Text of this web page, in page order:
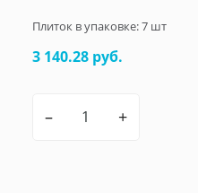
Плиток в упаковке:7 шт
3 140.28 руб.
– +